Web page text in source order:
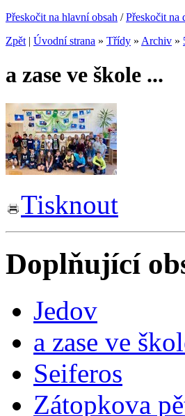
Přeskočit na hlavní obsah /Přeskočit na
Zpět | Úvodní strana » Třídy » Archiv »
a zase ve škole ...
Tisknout
Doplňující
Jedov
a zase ve
Seiferos
Zátopkova